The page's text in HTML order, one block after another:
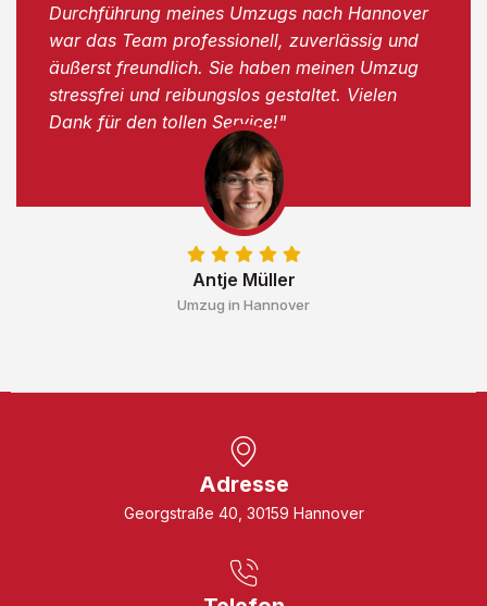
Antje Müller
Umzug in Hannover
Durchführung meines Umzugs nach Hannover
war das Team professionell, zuverlässig und
äußerst freundlich. Sie haben meinen Umzug
stressfrei und reibungslos gestaltet. Vielen
Dank für den tollen Service!"
Adresse
Georgstraße 40, 30159 Hannover